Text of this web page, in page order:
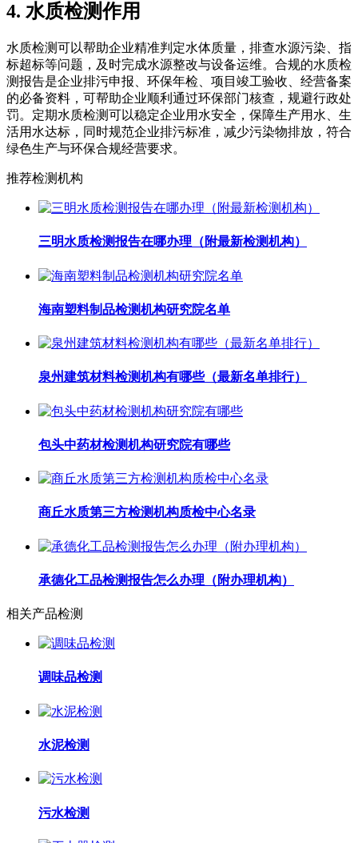
4. 水质检测作用
水质检测可以帮助企业精准判定水体质量，排查水源污染、指
标超标等问题，及时完成水源整改与设备运维。合规的水质检
测报告是企业排污申报、环保年检、项目竣工验收、经营备案
的必备资料，可帮助企业顺利通过环保部门核查，规避行政处
罚。定期水质检测可以稳定企业用水安全，保障生产用水、生
活用水达标，同时规范企业排污标准，减少污染物排放，符合
绿色生产与环保合规经营要求。
推荐检测机构
三明水质检测报告在哪办理（附最新检测机构）
海南塑料制品检测机构研究院名单
泉州建筑材料检测机构有哪些（最新名单排行）
包头中药材检测机构研究院有哪些
商丘水质第三方检测机构质检中心名录
承德化工品检测报告怎么办理（附办理机构）
相关产品检测
调味品检测
水泥检测
污水检测